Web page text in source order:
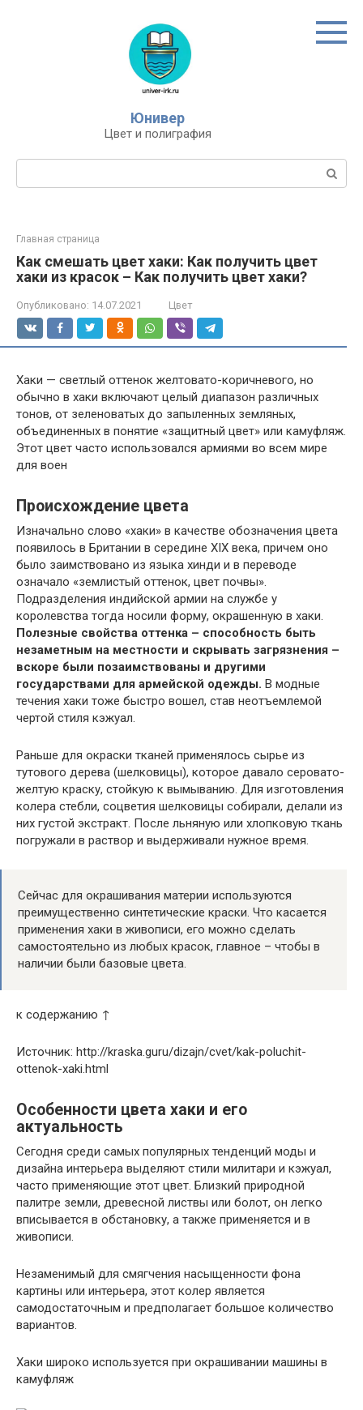
Юнивер
Цвет и полиграфия
Главная страница
Как смешать цвет хаки: Как получить цвет
хаки из красок – Как получить цвет хаки?
Опубликовано: 14.07.2021 Цвет
Хаки — светлый оттенок желтовато-коричневого, но
обычно в хаки включают целый диапазон различных
тонов, от зеленоватых до запыленных земляных,
объединенных в понятие «защитный цвет» или камуфляж.
Этот цвет часто использовался армиями во всем мире
для воен
Происхождение цвета
Изначально слово «хаки» в качестве обозначения цвета
появилось в Британии в середине XIX века, причем оно
было заимствовано из языка хинди и в переводе
означало «землистый оттенок, цвет почвы».
Подразделения индийской армии на службе у
королевства тогда носили форму, окрашенную в хаки.
Полезные свойства оттенка – способность быть
незаметным на местности и скрывать загрязнения –
вскоре были позаимствованы и другими
государствами для армейской одежды. В модные
течения хаки тоже быстро вошел, став неотъемлемой
чертой стиля кэжуал.
Раньше для окраски тканей применялось сырье из
тутового дерева (шелковицы), которое давало серовато-
желтую краску, стойкую к вымыванию. Для изготовления
колера стебли, соцветия шелковицы собирали, делали из
них густой экстракт. После льняную или хлопковую ткань
погружали в раствор и выдерживали нужное время.
Сейчас для окрашивания материи используются
преимущественно синтетические краски. Что касается
применения хаки в живописи, его можно сделать
самостоятельно из любых красок, главное – чтобы в
наличии были базовые цвета.
к содержанию ↑
Источник: http://kraska.guru/dizajn/cvet/kak-poluchit-
ottenok-xaki.html
Особенности цвета хаки и его
актуальность
Сегодня среди самых популярных тенденций моды и
дизайна интерьера выделяют стили милитари и кэжуал,
часто применяющие этот цвет. Близкий природной
палитре земли, древесной листвы или болот, он легко
вписывается в обстановку, а также применяется и в
живописи.
Незаменимый для смягчения насыщенности фона
картины или интерьера, этот колер является
самодостаточным и предполагает большое количество
вариантов.
Хаки широко используется при окрашивании машины в
камуфляж